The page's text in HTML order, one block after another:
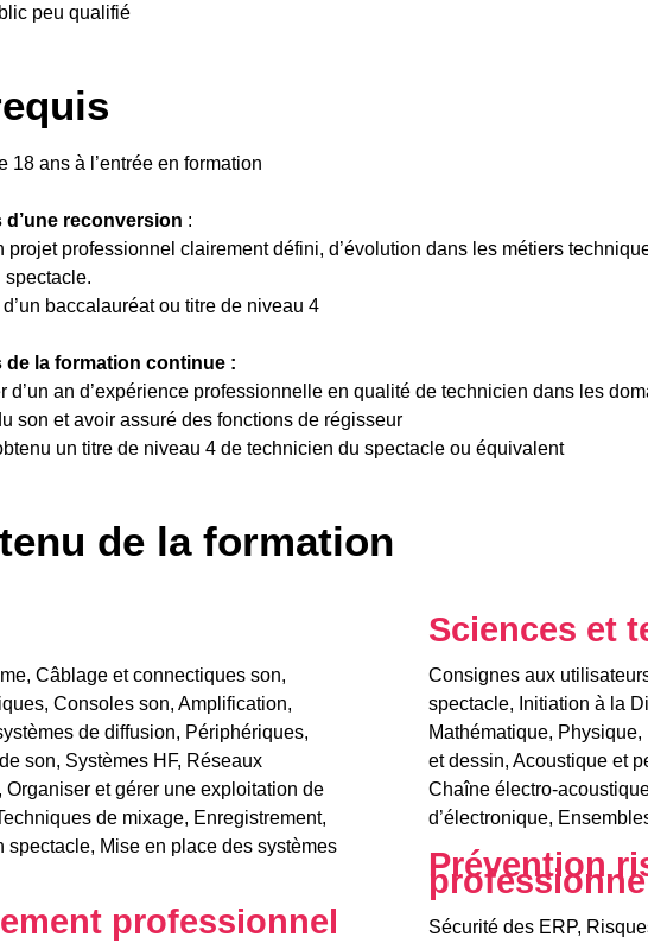
peu qualifié
18 ans à l’entrée en formation
d’une reconversion :
projet professionnel clairement défini, d’évolution dans les métiers
spectacle.
baccalauréat ou titre de niveau 4
de la formation continue :
d’un an d’expérience professionnelle en qualité de technicien dans les
son et avoir assuré des fonctions de régisseur
un titre de niveau 4 de technicien du spectacle ou équivalent
de la formation
Câblage et connectiques son,
Consoles son, Amplification,
de diffusion, Périphériques,
son, Systèmes HF, Réseaux
et gérer une exploitation de
de mixage, Enregistrement,
spectacle, Mise en place des systèmes
professionnel
Sciences et
Consignes aux
spectacle, Initiation à la
Mathématique,
et dessin, Acoustique et
Chaîne électro-
d’électronique,
Prévention
Sécurité des ERP,